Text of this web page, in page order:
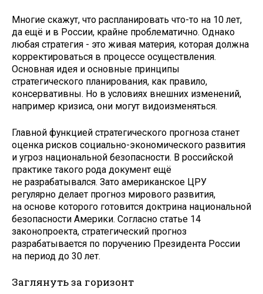
Многие скажут, что распланировать что-то на 10 лет,
да ещё и в России, крайне проблематично. Однако
любая стратегия - это живая материя, которая должна
корректироваться в процессе осуществления.
Основная идея и основные принципы
стратегического планирования, как правило,
консервативны. Но в условиях внешних изменений,
например кризиса, они могут видоизменяться.
Главной функцией стратегического прогноза станет
оценка рисков социально-экономического развития
и угроз национальной безопасности. В российской
практике такого рода документ ещё
не разрабатывался. Зато американское ЦРУ
регулярно делает прогноз мирового развития,
на основе которого готовится доктрина национальной
безопасности Америки. Согласно статье 14
законопроекта, стратегический прогноз
разрабатывается по поручению Президента России
на период до 30 лет.
Заглянуть за горизонт